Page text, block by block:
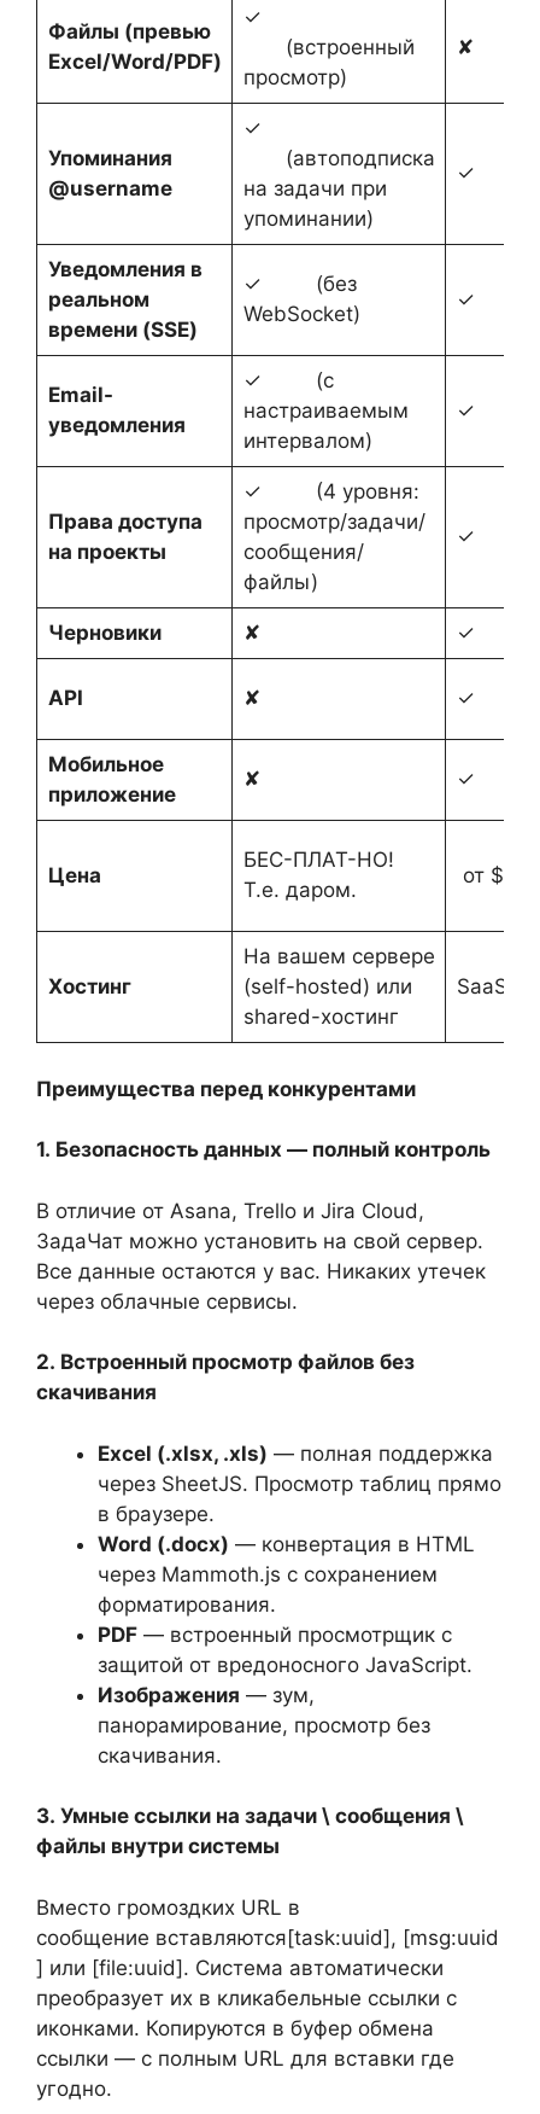
Файлы (превью
Excel/Word/PDF)
✓
(встроенный
просмотр)
✘
Упоминания
@username
✓
(автоподписка
на задачи при
упоминании)
✓
Уведомления в
реальном
времени (SSE)
✓ (без
WebSocket)
✓
Email-
уведомления
✓ (с
настраиваемым
интервалом)
✓
Права доступа
на проекты
✓ (4 уровня:
просмотр/задачи/
сообщения/
файлы)
✓
Черновики ✘ ✓
API ✘ ✓
Мобильное
приложение
✘ ✓
Цена
БЕС-ПЛАТ-НО!
Т.е. даром.
от
Хостинг
На вашем сервере
(self-hosted) или
shared-хостинг
SaaS
Преимущества перед конкурентами
1. Безопасность данных — полный контроль
В отличие от Asana, Trello и Jira Cloud,
ЗадаЧат можно установить на свой сервер.
Все данные остаются у вас. Никаких утечек
через облачные сервисы.
2. Встроенный просмотр файлов без
скачивания
Excel (.xlsx, .xls) — полная поддержка
через SheetJS. Просмотр таблиц прямо
в браузере.
Word (.docx) — конвертация в HTML
через Mammoth.js с сохранением
форматирования.
PDF — встроенный просмотрщик с
защитой от вредоносного JavaScript.
Изображения — зум,
панорамирование, просмотр без
скачивания.
3. Умные ссылки на задачи \ сообщения \
файлы внутри системы
Вместо громоздких URL в
сообщение вставляются[task:uuid], [msg:uuid
] или [file:uuid]. Система автоматически
преобразует их в кликабельные ссылки с
иконками. Копируются в буфер обмена
ссылки — с полным URL для вставки где
угодно.